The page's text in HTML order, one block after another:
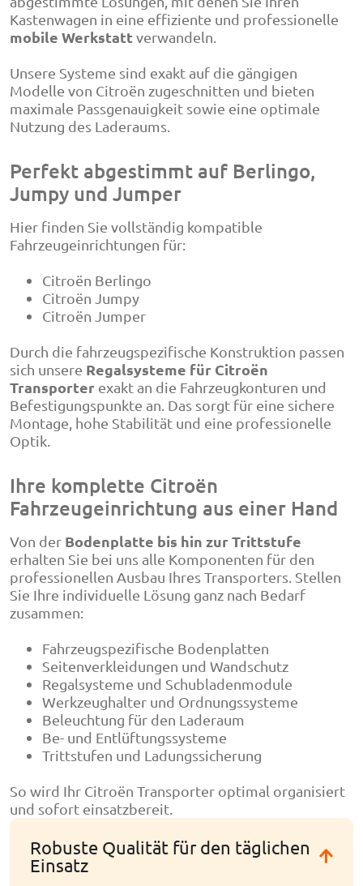
Kastenwagen in eine effiziente und professionelle
mobile Werkstattverwandeln.
Unsere Systeme sind exakt auf die gängigen
Modelle von Citroën zugeschnitten und bieten
maximale Passgenauigkeit sowie eine optimale
Nutzung des Laderaums.
Perfekt abgestimmt auf Berlingo,
Jumpy und Jumper
Hier finden Sie vollständig kompatible
Fahrzeugeinrichtungen für:
Citroën Berlingo
Citroën Jumpy
Citroën Jumper
Durch die fahrzeugspezifische Konstruktion passen
sich unsere Regalsysteme für Citroën
Transporter exakt an die Fahrzeugkonturen und
Befestigungspunkte an. Das sorgt für eine sichere
Montage, hohe Stabilität und eine professionelle
Optik.
Ihre komplette Citroën
Fahrzeugeinrichtung aus einer Hand
Von der Bodenplatte bis hin zur Trittstufe
erhalten Sie bei uns alle Komponenten für den
professionellen Ausbau Ihres Transporters. Stellen
Sie Ihre individuelle Lösung ganz nach Bedarf
zusammen:
Fahrzeugspezifische Bodenplatten
Seitenverkleidungen und Wandschutz
Regalsysteme und Schubladenmodule
Werkzeughalter und Ordnungssysteme
Beleuchtung für den Laderaum
Be- und Entlüftungssysteme
Trittstufen und Ladungssicherung
So wird Ihr Citroën Transporter optimal organisiert
und sofort einsatzbereit.
Robuste Qualität für den täglichen
Einsatz